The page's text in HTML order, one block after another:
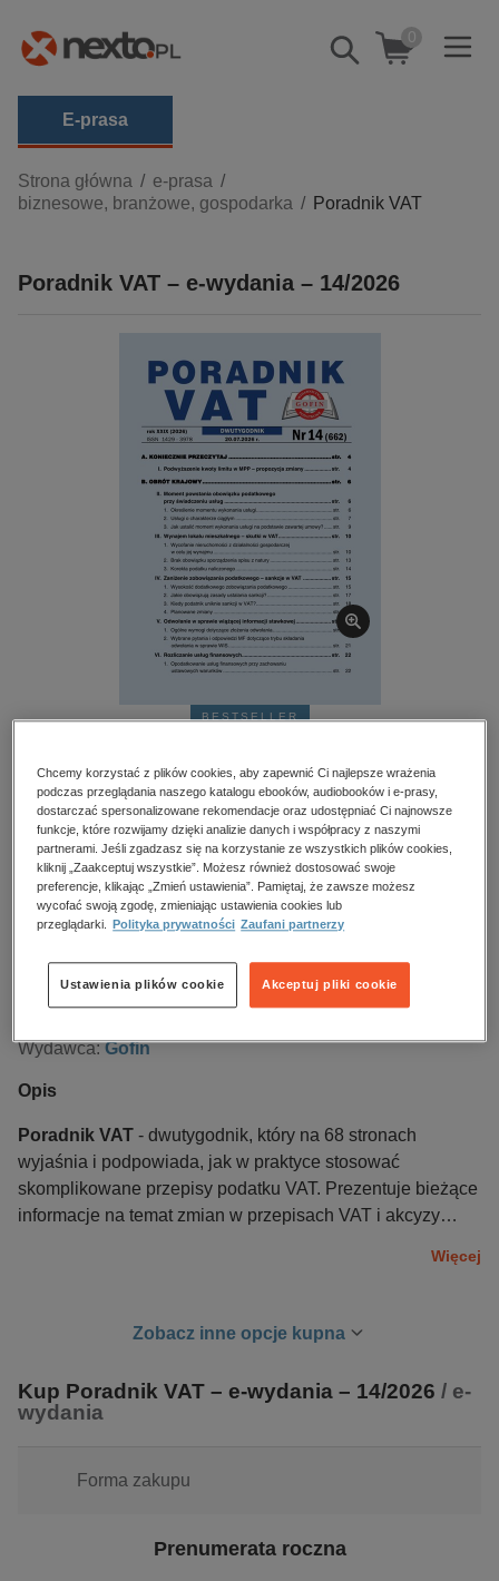
Pokaż/schowaj
wyszukiwarkę
0
E-prasa
Kategorie
Zobacz wszystkie E-prasa
biznesowe, branżowe, gospodarka
hobby, sport, rozrywka
komputery, internet, technologie, informatyka
kobiece, lifestyle, kultura
polityka, społeczno-informacyjne
psychologiczne
popularno-naukowe
zdrowie
Strona główna
e-prasa
biznesowe, branżowe, gospodarka
Poradnik VAT
Poradnik VAT – e-wydania – 14/2026
Przeczytaj fragment
BESTSELLER
Numer:14/2026
Data dostępności:20.07.2026
Data wydania:20.07.2026
Wydawca:Gofin
Kupując otrzymujesz format: PDF Dostęp online PDF
Opis
Poradnik VAT - dwutygodnik, który na 68 stronach
wyjaśnia i podpowiada, jak w praktyce stosować
skomplikowane przepisy podatku VAT. Prezentuje bieżące
informacje na temat zmian w przepisach VAT i akcyzy
to czasopismo dla służb finansowo-
księgowych, doradców podatkowych, pracowników KAS,
Więcej
Zobacz inne opcje kupna
Kup Poradnik VAT – e-wydania – 14/2026 / e-
wydania
Forma zakupu
Prenumerata roczna
Chcemy korzystać z plików cookies, aby zapewnić Ci najlepsze wrażenia
podczas przeglądania naszego katalogu ebooków, audiobooków i e-prasy,
dostarczać spersonalizowane rekomendacje oraz udostępniać Ci najnowsze
funkcje, które rozwijamy dzięki analizie danych i współpracy z naszymi
partnerami. Jeśli zgadzasz się na korzystanie ze wszystkich plików cookies,
kliknij „Zaakceptuj wszystkie”. Możesz również dostosować swoje
preferencje, klikając „Zmień ustawienia”. Pamiętaj, że zawsze możesz
wycofać swoją zgodę, zmieniając ustawienia cookies lub
przeglądarki.
Polityka prywatności Zaufani partnerzy
Akceptuj pliki cookie
Ustawienia plików cookie